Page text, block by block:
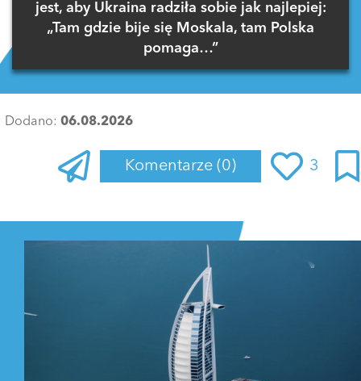
jest, aby Ukraina radziła sobie jak najlepiej:
„Tam gdzie bije się Moskala, tam Polska
pomaga…”
Dodano: 06.08.2026
Komentarze (0) 3